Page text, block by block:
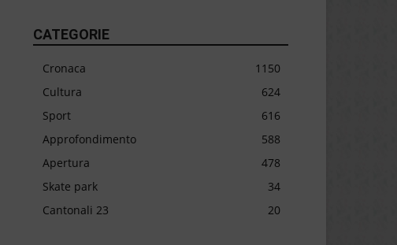
CATEGORIE
Cronaca
1150
Cultura
624
Sport
616
Approfondimento
588
Apertura
478
Skate park
34
Cantonali 23
20